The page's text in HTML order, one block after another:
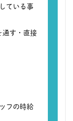
ている事
通す・直接
フの時給